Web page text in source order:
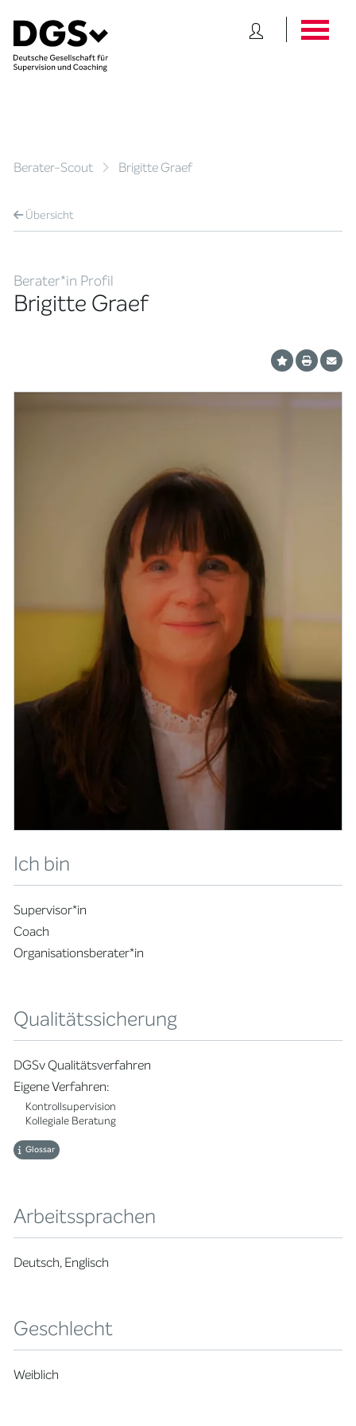
Berater-Scout Brigitte Graef
Übersicht
Berater*in Profil
Brigitte Graef
Ich bin
Supervisor*in
Coach
Organisationsberater*in
Qualitätssicherung
DGSv Qualitätsverfahren
Eigene Verfahren:
Kontrollsupervision
Kollegiale Beratung
Glossar
Arbeitssprachen
Deutsch, Englisch
Geschlecht
Weiblich